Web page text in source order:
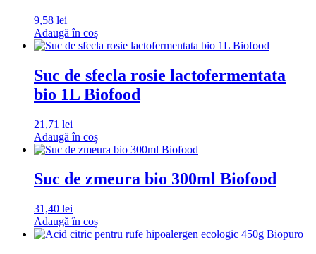
9,58 lei
Adaugă în coș
Suc de sfecla rosie lactofermentata
bio 1L Biofood
21,71 lei
Adaugă în coș
Suc de zmeura bio 300ml Biofood
31,40 lei
Adaugă în coș